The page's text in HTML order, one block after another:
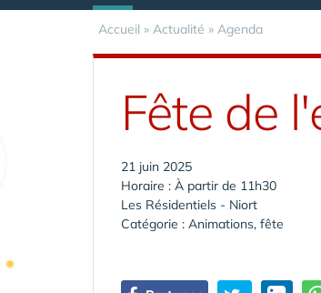
Accueil » Actualité » Agenda
Fête de
21 juin 2025
Horaire : À partir de 11h30
Les Résidentiels - Niort
Catégorie : Animations, fête